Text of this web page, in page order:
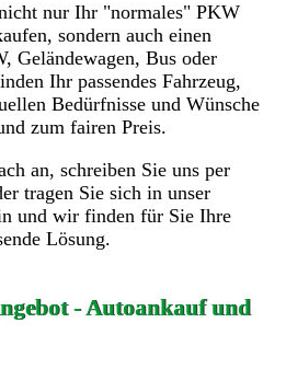
nur Ihr "normales" PKW
sondern auch einen
Geländewagen, Bus oder
Ihr passendes Fahrzeug,
Bedürfnisse und Wünsche
zum fairen Preis.
an, schreiben Sie uns per
tragen Sie sich in unser
und wir finden für Sie Ihre
Lösung.
- Autoankauf und